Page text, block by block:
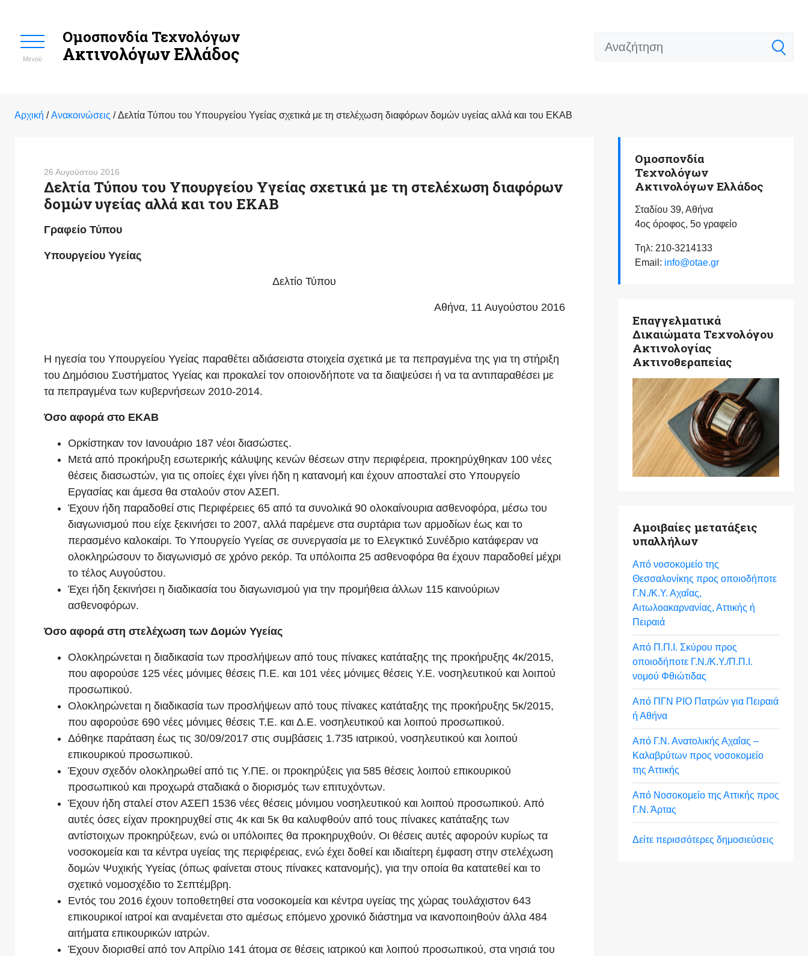
Μενού
Ομοσπονδία Τεχνολόγων
Ακτινολόγων Ελλάδος
Αρχική /Ανακοινώσεις /Δελτία Τύπου του Υπουργείου Υγείας σχετικά με τη στελέχωση διαφόρων δομών υγείας αλλά και του ΕΚΑΒ
26 Αυγούστου 2016
Δελτία Τύπου του Υπουργείου Υγείας σχετικά με τη στελέχωση διαφόρων
δομών υγείας αλλά και του ΕΚΑΒ
Γραφείο Τύπου
Υπουργείου Υγείας
Δελτίο Τύπου
Αθήνα, 11 Αυγούστου 2016
Η ηγεσία του Υπουργείου Υγείας παραθέτει αδιάσειστα στοιχεία σχετικά με τα πεπραγμένα της για τη στήριξη
του Δημόσιου Συστήματος Υγείας και προκαλεί τον οποιονδήποτε να τα διαψεύσει ή να τα αντιπαραθέσει με
τα πεπραγμένα των κυβερνήσεων 2010-2014.
Όσο αφορά στο ΕΚΑΒ
Ορκίστηκαν τον Ιανουάριο 187 νέοι διασώστες.
Μετά από προκήρυξη εσωτερικής κάλυψης κενών θέσεων στην περιφέρεια, προκηρύχθηκαν 100 νέες
θέσεις διασωστών, για τις οποίες έχει γίνει ήδη η κατανομή και έχουν αποσταλεί στο Υπουργείο
Εργασίας και άμεσα θα σταλούν στον ΑΣΕΠ.
Έχουν ήδη παραδοθεί στις Περιφέρειες 65 από τα συνολικά 90 ολοκαίνουρια ασθενοφόρα, μέσω του
διαγωνισμού που είχε ξεκινήσει το 2007, αλλά παρέμενε στα συρτάρια των αρμοδίων έως και το
περασμένο καλοκαίρι. Το Υπουργείο Υγείας σε συνεργασία με το Ελεγκτικό Συνέδριο κατάφεραν να
ολοκληρώσουν το διαγωνισμό σε χρόνο ρεκόρ. Τα υπόλοιπα 25 ασθενοφόρα θα έχουν παραδοθεί μέχρι
το τέλος Αυγούστου.
Έχει ήδη ξεκινήσει η διαδικασία του διαγωνισμού για την προμήθεια άλλων 115 καινούριων
ασθενοφόρων.
Όσο αφορά στη στελέχωση των Δομών Υγείας
Ολοκληρώνεται η διαδικασία των προσλήψεων από τους πίνακες κατάταξης της προκήρυξης 4κ/2015,
που αφορούσε 125 νέες μόνιμες θέσεις Π.Ε. και 101 νέες μόνιμες θέσεις Υ.Ε. νοσηλευτικού και λοιπού
προσωπικού.
Ολοκληρώνεται η διαδικασία των προσλήψεων από τους πίνακες κατάταξης της προκήρυξης 5κ/2015,
που αφορούσε 690 νέες μόνιμες θέσεις Τ.Ε. και Δ.Ε. νοσηλευτικού και λοιπού προσωπικού.
Δόθηκε παράταση έως τις 30/09/2017 στις συμβάσεις 1.735 ιατρικού, νοσηλευτικού και λοιπού
επικουρικού προσωπικού.
Έχουν σχεδόν ολοκληρωθεί από τις Υ.ΠΕ. οι προκηρύξεις για 585 θέσεις λοιπού επικουρικού
προσωπικού και προχωρά σταδιακά ο διορισμός των επιτυχόντων.
Έχουν ήδη σταλεί στον ΑΣΕΠ 1536 νέες θέσεις μόνιμου νοσηλευτικού και λοιπού προσωπικού. Από
αυτές όσες είχαν προκηρυχθεί στις 4κ και 5κ θα καλυφθούν από τους πίνακες κατάταξης των
αντίστοιχων προκηρύξεων, ενώ οι υπόλοιπες θα προκηρυχθούν. Οι θέσεις αυτές αφορούν κυρίως τα
νοσοκομεία και τα κέντρα υγείας της περιφέρειας, ενώ έχει δοθεί και ιδιαίτερη έμφαση στην στελέχωση
δομών Ψυχικής Υγείας (όπως φαίνεται στους πίνακες κατανομής), για την οποία θα κατατεθεί και το
σχετικό νομοσχέδιο το Σεπτέμβρη.
Εντός του 2016 έχουν τοποθετηθεί στα νοσοκομεία και κέντρα υγείας της χώρας τουλάχιστον 643
επικουρικοί ιατροί και αναμένεται στο αμέσως επόμενο χρονικό διάστημα να ικανοποιηθούν άλλα 484
αιτήματα επικουρικών ιατρών.
Έχουν διορισθεί από τον Απρίλιο 141 άτομα σε θέσεις ιατρικού και λοιπού προσωπικού, στα νησιά του
Ομοσπονδία
Τεχνολόγων
Ακτινολόγων Ελλάδος
Σταδίου 39, Αθήνα
4ος όροφος, 5ο γραφείο
Τηλ: 210-3214133
Email: info@otae.gr
Επαγγελματικά
Δικαιώματα Τεχνολόγου
Ακτινολογίας
Ακτινοθεραπείας
Αμοιβαίες μετατάξεις
υπαλλήλων
Από νοσοκομείο της
Θεσσαλονίκης προς οποιοδήποτε
Γ.Ν./Κ.Υ. Αχαΐας,
Αιτωλοακαρνανίας, Αττικής ή
Πειραιά
Από Π.Π.Ι. Σκύρου προς
οποιοδήποτε Γ.Ν./Κ.Υ./Π.Π.Ι.
νομού Φθιώτιδας
Από ΠΓΝ ΡΙΟ Πατρών για Πειραιά
ή Αθήνα
Από Γ.Ν. Ανατολικής Αχαΐας –
Καλαβρύτων προς νοσοκομείο
της Αττικής
Από Νοσοκομείο της Αττικής προς
Γ.Ν. Άρτας
Δείτε περισσότερες δημοσιεύσεις